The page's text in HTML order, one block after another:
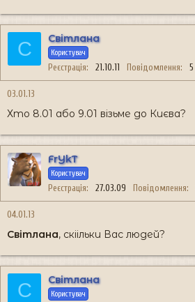
С Світлана
Користувач
Реєстрація 21.10.11 Повідомлення 5
03.01.13
Хто 8.01 або 9.01 візьме до Києва?
FrYkT
Користувач
Реєстрація 27.03.09 Повідомлення
04.01.13
Світлана, скіільки Вас людей?
С Світлана
Користувач